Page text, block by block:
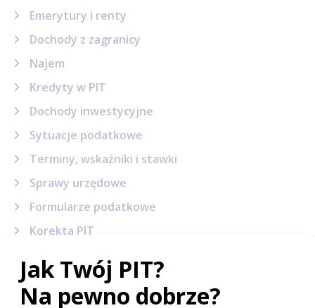
Emerytury i renty
Dochody z zagranicy
Najem
Kredyty w PIT
Dochody inwestycyjne
Sytuacje podatkowe
Terminy, wskaźniki i stawki
Sprawy urzędowe
Formularze podatkowe
Korekta PIT
Powiązane artykuły
Ulga prorodzinna w 2027